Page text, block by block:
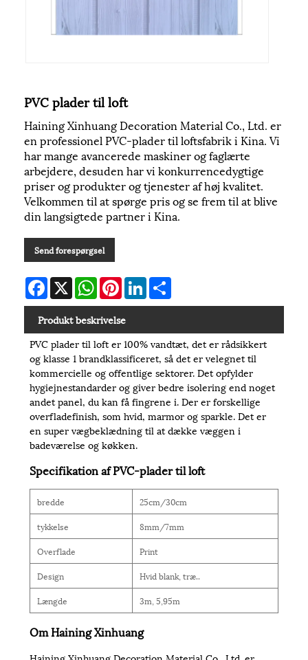
PVC plader til loft
Haining Xinhuang Decoration Material Co., Ltd. er
en professionel PVC-plader til loftsfabrik i Kina. Vi
har mange avancerede maskiner og faglærte
arbejdere, desuden har vi konkurrencedygtige
priser og produkter og tjenester af høj kvalitet.
Velkommen til at spørge pris og se frem til at blive
din langsigtede partner i Kina.
Send forespørgsel
Facebook
X WhatsAppPinterestLinkedIn
Produkt beskrivelse
PVC plader til loft er 100% vandtæt, det er rådsikkert
og klasse 1 brandklassificeret, så det er velegnet til
kommercielle og offentlige sektorer. Det opfylder
hygiejnestandarder og giver bedre isolering end noget
andet panel, du kan få fingrene i. Der er forskellige
overfladefinish, som hvid, marmor og sparkle. Det er
en super vægbeklædning til at dække væggen i
badeværelse og køkken.
Specifikation af PVC-plader til loft
bredde
25cm/30cm
tykkelse
8mm/7mm
Overflade
Print
Design
Hvid blank, træ..
Længde
3m, 5,95m
Om Haining Xinhuang